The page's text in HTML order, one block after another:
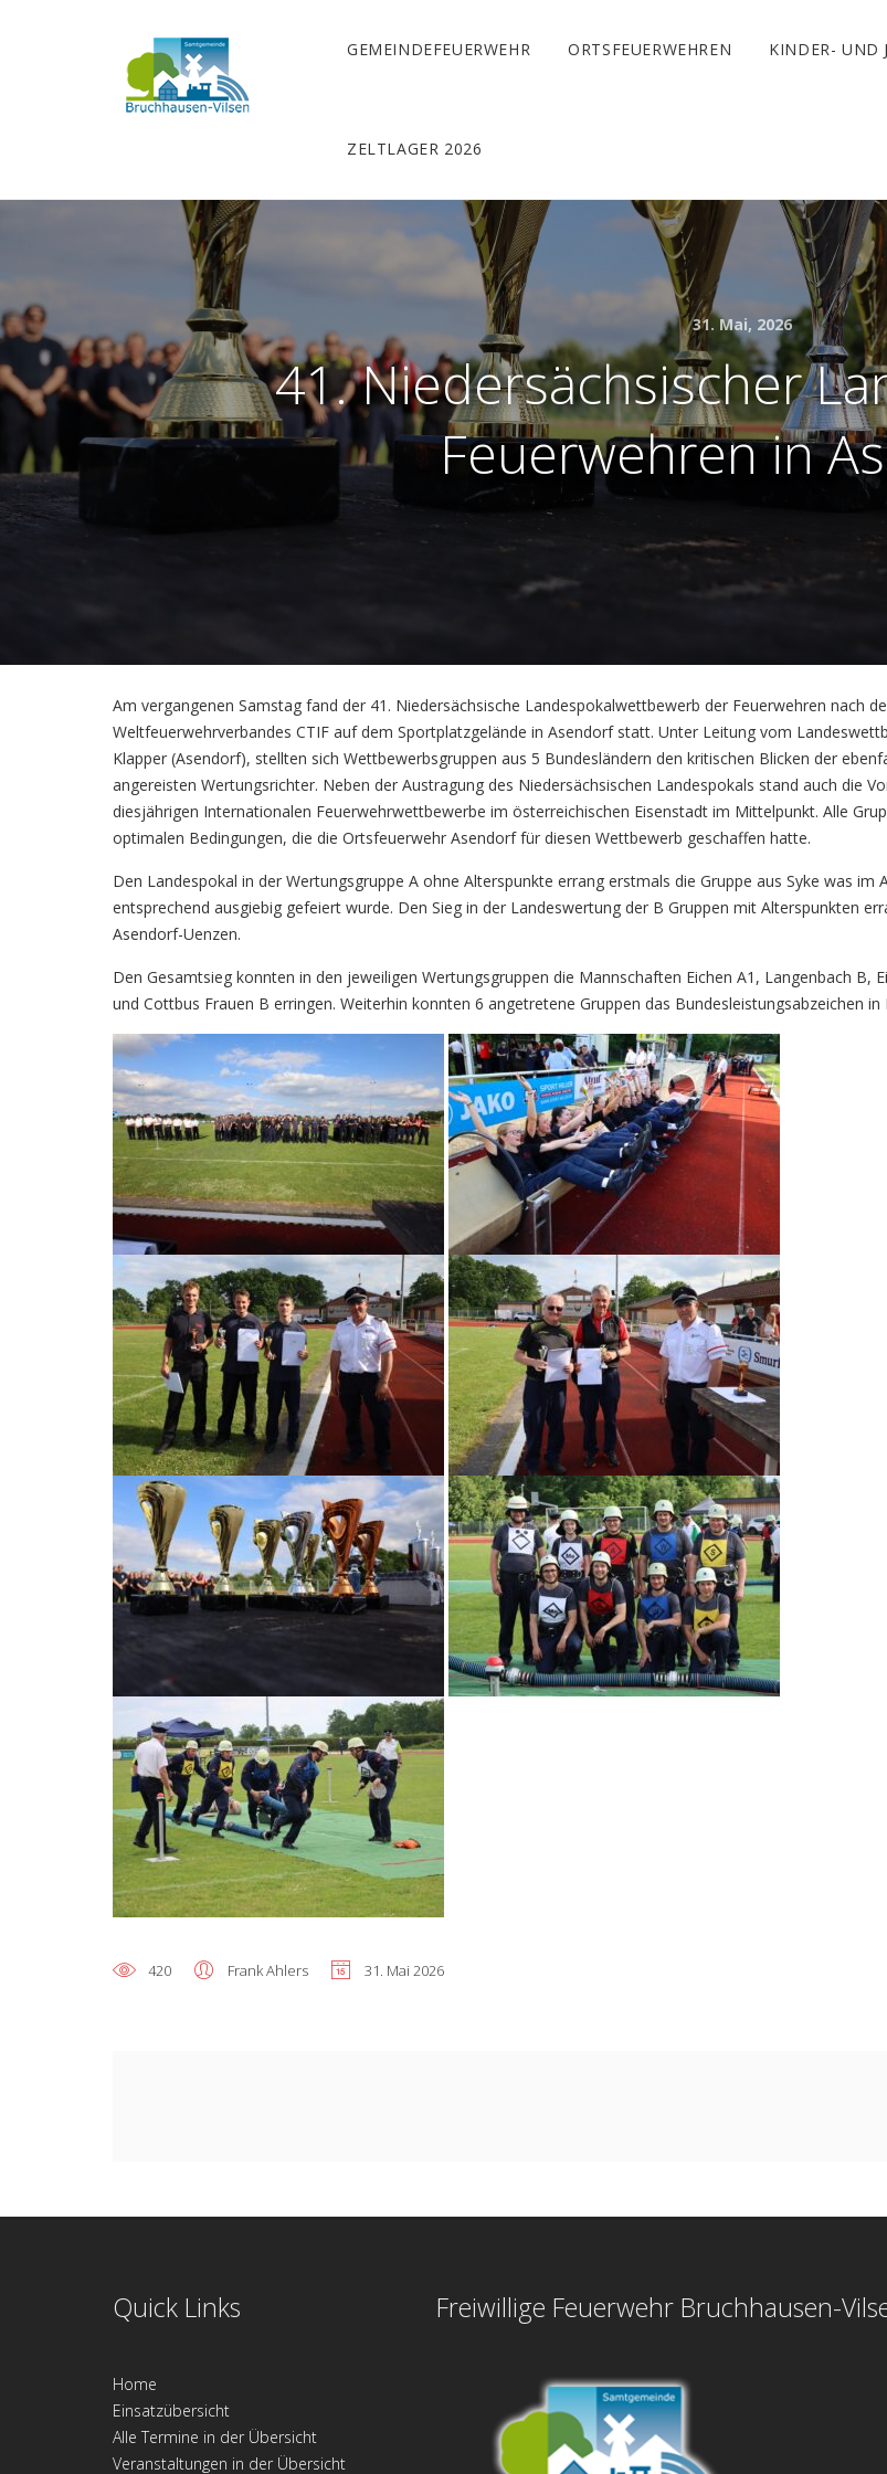
GEMEINDEFEUERWEHR ORTSFEUERWEHREN KINDER- UND
ZELTLAGER 2026
31. Mai, 2026
41. Niedersächsischer
Feuerwehren in
Am vergangenen Samstag fand der 41. Niedersächsische Landespokalwettbewerb der Feuerwehren nach
Weltfeuerwehrverbandes CTIF auf dem Sportplatzgelände in Asendorf statt. Unter Leitung vom
Klapper (Asendorf), stellten sich Wettbewerbsgruppen aus 5 Bundesländern den kritischen Blicken der
angereisten Wertungsrichter. Neben der Austragung des Niedersächsischen Landespokals stand auch die
diesjährigen Internationalen Feuerwehrwettbewerbe im österreichischen Eisenstadt im Mittelpunkt. Alle
optimalen Bedingungen, die die Ortsfeuerwehr Asendorf für diesen Wettbewerb geschaffen hatte.
Den Landespokal in der Wertungsgruppe A ohne Alterspunkte errang erstmals die Gruppe aus Syke was im
entsprechend ausgiebig gefeiert wurde. Den Sieg in der Landeswertung der B Gruppen mit Alterspunkten
Asendorf-Uenzen.
Den Gesamtsieg konnten in den jeweiligen Wertungsgruppen die Mannschaften Eichen A1, Langenbach B,
und Cottbus Frauen B erringen. Weiterhin konnten 6 angetretene Gruppen das Bundesleistungsabzeichen in
420 Frank Ahlers 31. Mai 2026
Quick Links
Home
Einsatzübersicht
Alle Termine in der Übersicht
Veranstaltungen in der Übersicht
Freiwillige Feuerwehr Bruchhausen-